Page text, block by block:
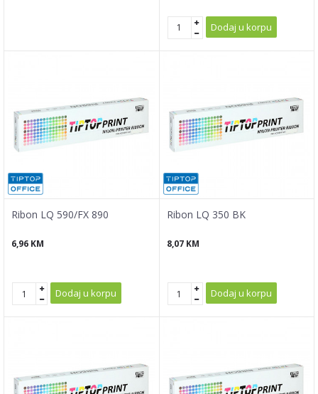
Dodaj u korpu
Ribon LQ 590/FX 890
6,96 KM
Dodaj u korpu
Ribon LQ 350 BK
8,07 KM
Dodaj u korpu